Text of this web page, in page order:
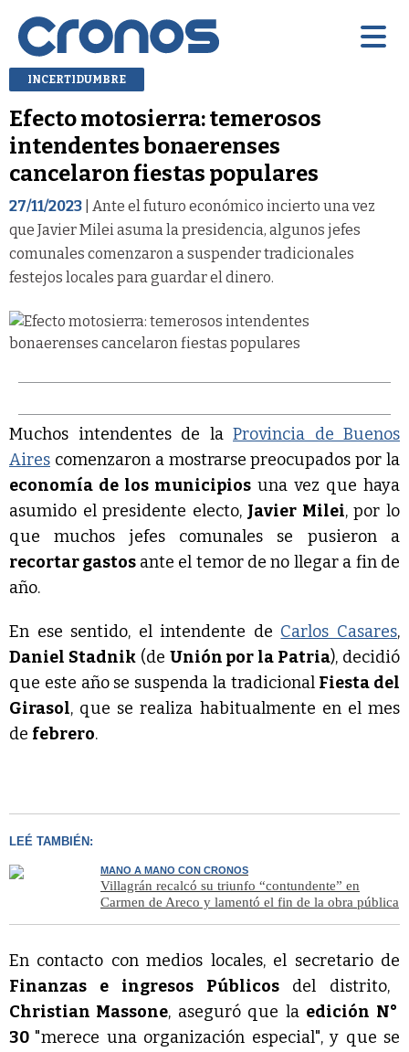
INCERTIDUMBRE
Efecto motosierra: temerosos
intendentes bonaerenses
cancelaron fiestas populares
27/11/2023 | Ante el futuro económico incierto una vez
que Javier Milei asuma la presidencia, algunos jefes
comunales comenzaron a suspender tradicionales
festejos locales para guardar el dinero.
Muchos intendentes de la Provincia de Buenos
Aires comenzaron a mostrarse preocupados por la
economía de los municipios una vez que haya
asumido el presidente electo, Javier Milei, por lo
que muchos jefes comunales se pusieron a
recortar gastos ante el temor de no llegar a fin de
año.
En ese sentido, el intendente de Carlos Casares,
Daniel Stadnik(de Unión por la Patria), decidió
que este año se suspenda la tradicional Fiesta del
Girasol, que se realiza habitualmente en el mes
de febrero.
LEÉ TAMBIÉN:
MANO A MANO CON CRONOS
Villagrán recalcó su triunfo “contundente” en
Carmen de Areco y lamentó el fin de la obra pública
En contacto con medios locales, el secretario de
Finanzas e ingresos Públicos del distrito,
Christian Massone, aseguró que la edición N°
30 "merece una organización especial", y que se